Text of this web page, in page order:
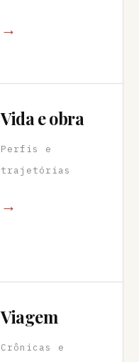
→
Vida e obra
Perfis e
trajetórias
→
Viagem
Crônicas e